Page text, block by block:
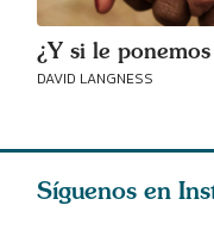
¿Y si le
DAVID LANGNESS
Síguenos en